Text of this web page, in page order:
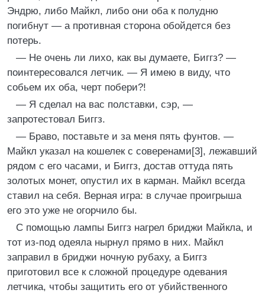
Эндрю, либо Майкл, либо они оба к полудню
погибнут — а противная сторона обойдется без
потерь.
— Не очень ли лихо, как вы думаете, Биггз? —
поинтересовался летчик. — Я имею в виду, что
собьем их оба, черт побери?!
— Я сделал на вас полставки, сэр, —
запротестовал Биггз.
— Браво, поставьте и за меня пять фунтов. —
Майкл указал на кошелек с соверенами[3], лежавший
рядом с его часами, и Биггз, достав оттуда пять
золотых монет, опустил их в карман. Майкл всегда
ставил на себя. Верная игра: в случае проигрыша
его это уже не огорчило бы.
С помощью лампы Биггз нагрел бриджи Майкла, и
тот из-под одеяла нырнул прямо в них. Майкл
заправил в бриджи ночную рубаху, а Биггз
приготовил все к сложной процедуре одевания
летчика, чтобы защитить его от убийственного